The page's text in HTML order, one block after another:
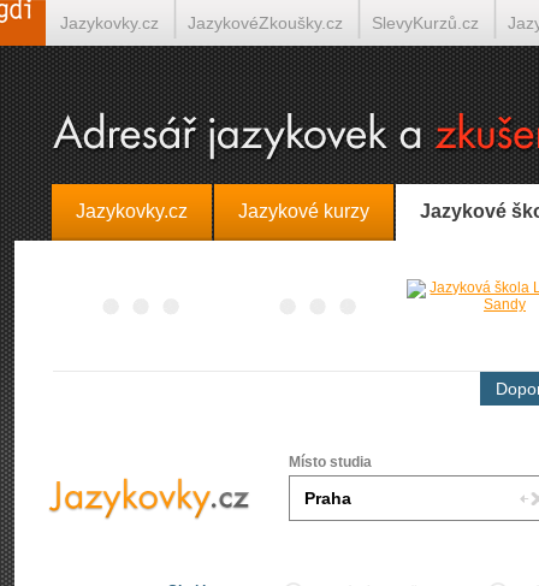
Jazykovky.cz Jazykové kurzy Jazykové
Místo studia
Jazykovky.cz JazykovéZkoušky.cz SlevyKurzů.cz
Španělština on-line Italština on-line Tlumočení-